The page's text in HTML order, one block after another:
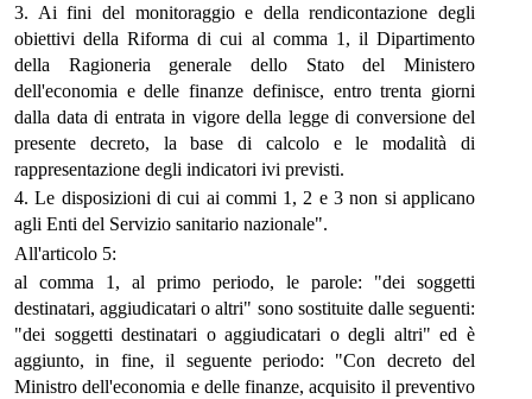
3. Ai fini del monitoraggio e della rendicontazione degli
obiettivi della Riforma di cui al comma 1, il Dipartimento
della Ragioneria generale dello Stato del Ministero
dell'economia e delle finanze definisce, entro trenta giorni
dalla data di entrata in vigore della legge di conversione del
presente decreto, la base di calcolo e le modalità di
rappresentazione degli indicatori ivi previsti.
4. Le disposizioni di cui ai commi 1, 2 e 3 non si applicano
agli Enti del Servizio sanitario nazionale".
All'articolo 5:
al comma 1, al primo periodo, le parole: "dei soggetti
destinatari, aggiudicatari o altri" sono sostituite dalle seguenti:
"dei soggetti destinatari o aggiudicatari o degli altri" ed è
aggiunto, in fine, il seguente periodo: "Con decreto del
Ministro dell'economia e delle finanze, acquisito il preventivo